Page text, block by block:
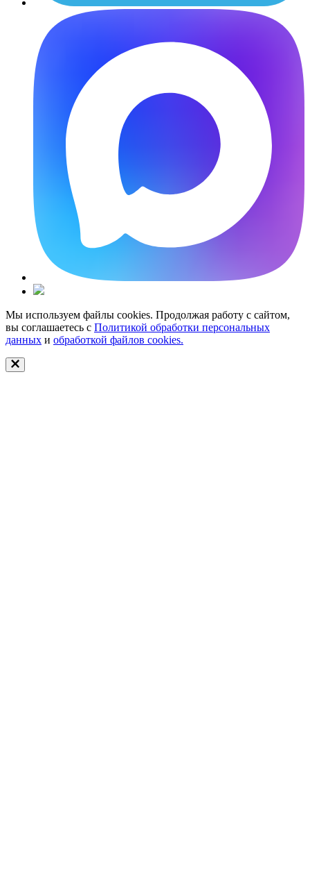
Мы используем файлы cookies. Продолжая работу с сайтом,
вы соглашаетесь с Политикой обработки персональных
данных и обработкой файлов cookies.